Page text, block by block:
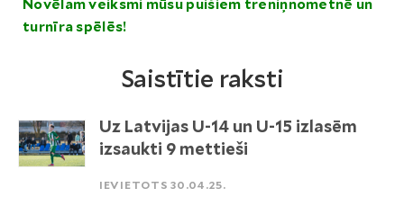
Novēlam veiksmi mūsu puišiem treniņnometnē un
turnīra spēlēs!
Saistītie raksti
Uz Latvijas U-14 un U-15 izlasēm
izsaukti 9 mettieši
IEVIETOTS 30.04.25.